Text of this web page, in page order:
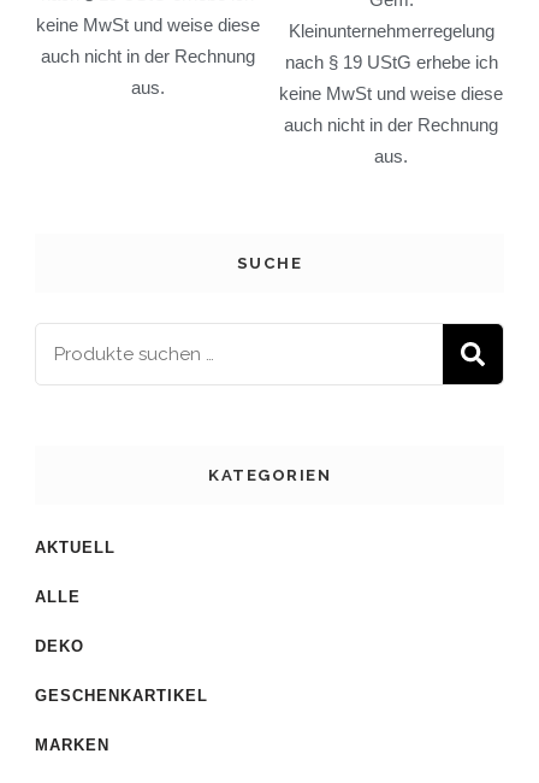
keine MwSt und weise diese
auch nicht in der Rechnung
aus.
Kleinunternehmerregelung
nach § 19 UStG erhebe ich
keine MwSt und weise diese
auch nicht in der Rechnung
aus.
SUCHE
KATEGORIEN
AKTUELL
ALLE
DEKO
GESCHENKARTIKEL
MARKEN